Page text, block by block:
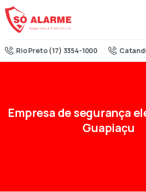
Rio Preto (17) 3354-1000
Empresa desegurança
Guapiaçu